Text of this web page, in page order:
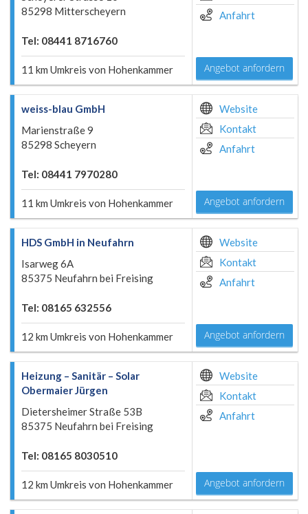
85298 Mitterscheyern
Tel: 08441 8716760
11 km Umkreis von Hohenkammer
Anfahrt
Angebot anfordern
weiss-blau GmbH
Marienstraße 9
85298 Scheyern
Tel: 08441 7970280
11 km Umkreis von Hohenkammer
Website
Kontakt
Anfahrt
Angebot anfordern
HDS GmbH in Neufahrn
Isarweg 6A
85375 Neufahrn bei Freising
Tel: 08165 632556
12 km Umkreis von Hohenkammer
Website
Kontakt
Anfahrt
Angebot anfordern
Heizung – Sanitär – Solar
Obermaier Jürgen
Dietersheimer Straße 53B
85375 Neufahrn bei Freising
Tel: 08165 8030510
12 km Umkreis von Hohenkammer
Website
Kontakt
Anfahrt
Angebot anfordern